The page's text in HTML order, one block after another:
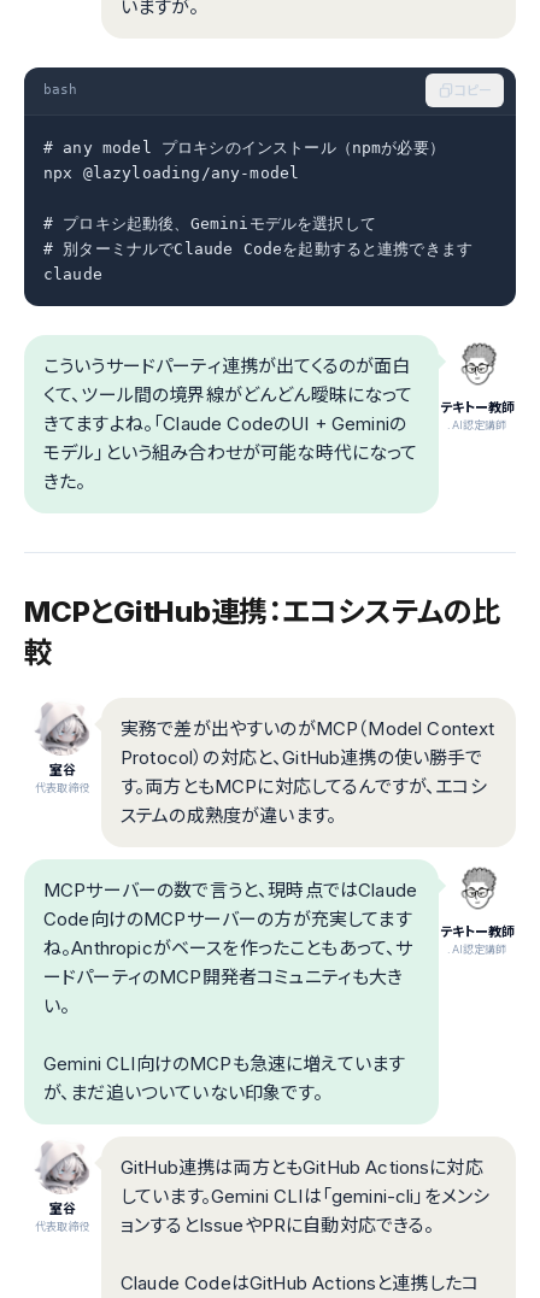
いますが。
bash コピー
# any model プロキシのインストール（npmが必要）
npx @lazyloading/any-model
# プロキシ起動後、Geminiモデルを選択して
# 別ターミナルでClaude Codeを起動すると連携できます
claude
テキトー教師
.AI認定講師
こういうサードパーティ連携が出てくるのが面白
くて、ツール間の境界線がどんどん曖昧になって
きてますよね。「Claude CodeのUI + Geminiの
モデル」という組み合わせが可能な時代になって
きた。
MCPとGitHub連携：エコシステムの比
較
室谷
代表取締役
実務で差が出やすいのがMCP（Model Context
Protocol）の対応と、GitHub連携の使い勝手で
す。両方ともMCPに対応してるんですが、エコシ
ステムの成熟度が違います。
テキトー教師
.AI認定講師
MCPサーバーの数で言うと、現時点ではClaude
Code向けのMCPサーバーの方が充実してます
ね。Anthropicがベースを作ったこともあって、サ
ードパーティのMCP開発者コミュニティも大き
い。
Gemini CLI向けのMCPも急速に増えています
が、まだ追いついていない印象です。
室谷
代表取締役
GitHub連携は両方ともGitHub Actionsに対応
しています。Gemini CLIは「gemini-cli」をメンシ
ョンするとIssueやPRに自動対応できる。
Claude CodeはGitHub Actionsと連携したコ